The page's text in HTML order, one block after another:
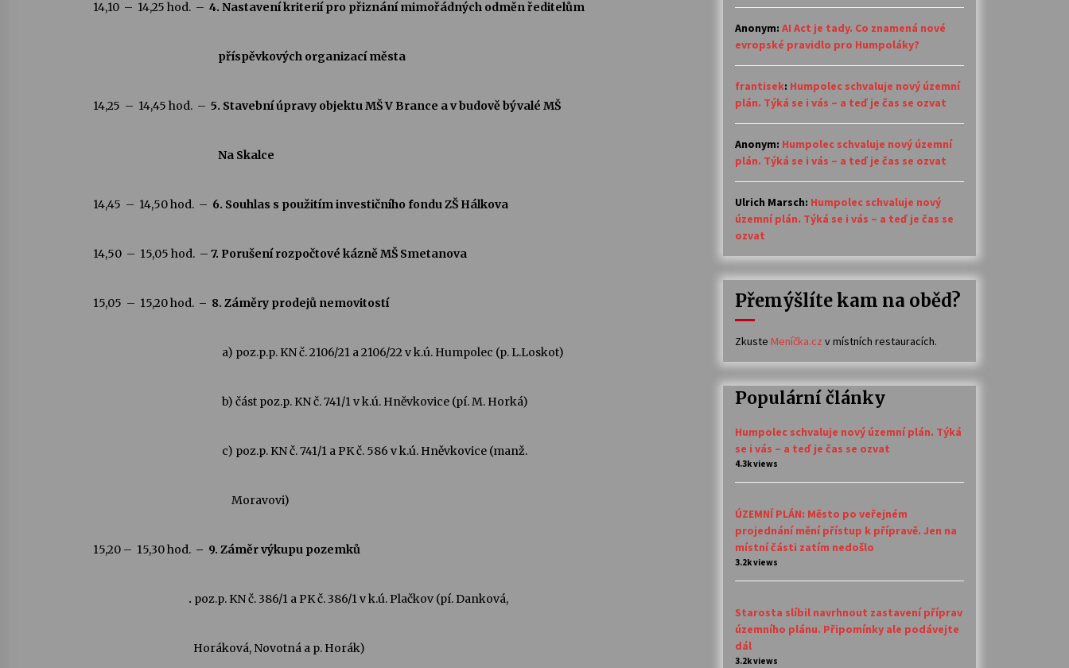
14,10 – 14,25 hod. – 4. Nastavení kriterií pro přiznání mimořádných odměn ředitelům
příspěvkových organizací města
14,25 – 14,45 hod. – 5. Stavební úpravy objektu MŠ V Brance a v budově bývalé MŠ
Na Skalce
14,45 – 14,50 hod. – 6. Souhlas s použitím investičního fondu ZŠ Hálkova
14,50 – 15,05 hod. – 7. Porušení rozpočtové kázně MŠ Smetanova
15,05 – 15,20hod. – 8. Záměry prodejů nemovitostí
a) poz.p.p. KN č. 2106/21 a 2106/22 v k.ú. Humpolec (p. L.Loskot)
b) část poz.p. KN č. 741/1 v k.ú. Hněvkovice (pí. M. Horká)
c) poz.p. KN č. 741/1 a PK č. 586 v k.ú. Hněvkovice (manž.
Moravovi)
15,20 – 15,30 hod. – 9. Záměr výkupu pozemků
. poz.p. KN č. 386/1 a PK č. 386/1 v k.ú. Plačkov (pí. Danková,
Horáková, Novotná a p. Horák)
Anonym: AI Act je tady. Co znamená nové
evropské pravidlo pro Humpoláky?
frantisek: Humpolec schvaluje nový územní
plán. Týká se i vás – a teď je čas se ozvat
Anonym: Humpolec schvaluje nový územní
plán. Týká se i vás – a teď je čas se ozvat
Ulrich Marsch: Humpolec schvaluje nový
územní plán. Týká se i vás – a teď je čas se
ozvat
Přemýšlíte kam na oběd?
Zkuste Meníčka.cz v místních restauracích.
Populární články
Humpolec schvaluje nový územní plán. Týká
se i vás – a teď je čas se ozvat
4.3k views
ÚZEMNÍ PLÁN: Město po veřejném
projednání mění přístup k přípravě. Jen na
místní části zatím nedošlo
3.2k views
Starosta slíbil navrhnout zastavení příprav
územního plánu. Připomínky ale podávejte
dál
3.2k views